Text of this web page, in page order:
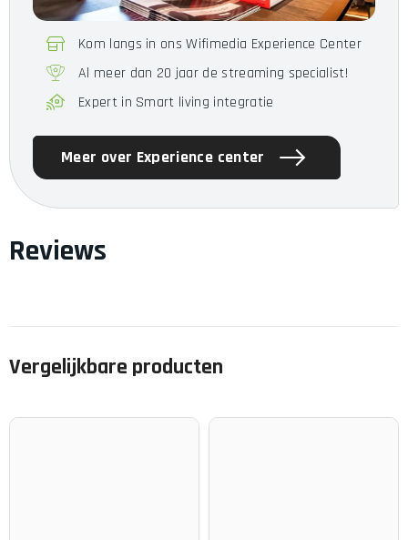
Kom langs in ons Wifimedia Experience Center
Al meer dan 20 jaar de streaming specialist!
Expert in Smart living integratie
Meer over Experience center
Reviews
Vergelijkbare producten